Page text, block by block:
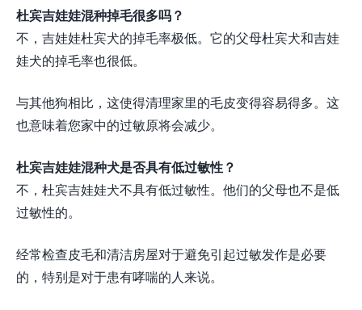
杜宾吉娃娃混种掉毛很多吗？
不，吉娃娃杜宾犬的掉毛率极低。它的父母杜宾犬和吉娃
娃犬的掉毛率也很低。
与其他狗相比，这使得清理家里的毛皮变得容易得多。这
也意味着您家中的过敏原将会减少。
杜宾吉娃娃混种犬是否具有低过敏性？
不，杜宾吉娃娃犬不具有低过敏性。他们的父母也不是低
过敏性的。
经常检查皮毛和清洁房屋对于避免引起过敏发作是必要
的，特别是对于患有哮喘的人来说。